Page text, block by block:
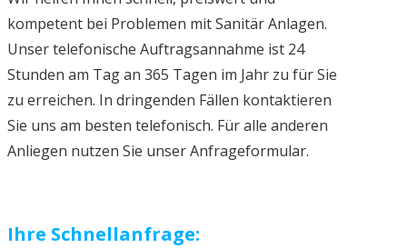
kompetent bei Problemen mit Sanitär Anlagen.
Unser telefonische Auftragsannahme ist 24
Stunden am Tag an 365 Tagen im Jahr zu für Sie
zu erreichen. In dringenden Fällen kontaktieren
Sie uns am besten telefonisch. Für alle anderen
Anliegen nutzen Sie unser Anfrageformular.
Ihre Schnellanfrage: